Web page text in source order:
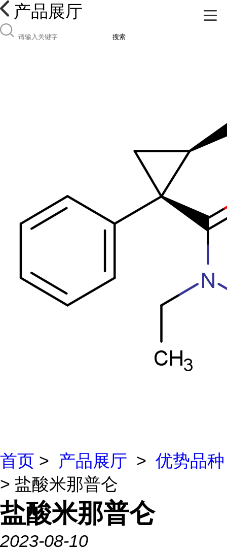
产品展厅
搜索
首页 > 产品展厅 > 优势品种
> 盐酸米那普仑
盐酸米那普仑
2023-08-10